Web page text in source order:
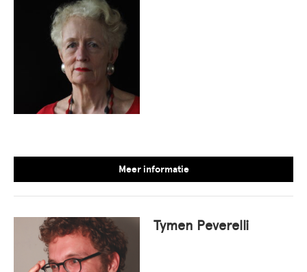
Meer informatie
Tymen Peverelli